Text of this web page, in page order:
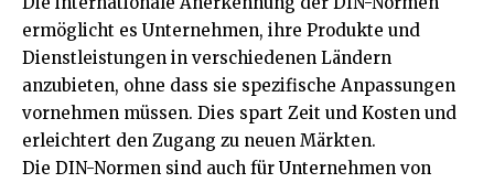
ermöglicht es Unternehmen, ihre Produkte und
Dienstleistungen in verschiedenen Ländern
anzubieten, ohne dass sie spezifische Anpassungen
vornehmen müssen. Dies spart Zeit und Kosten und
erleichtert den Zugang zu neuen Märkten.
Die DIN-Normen sind auch für Unternehmen von